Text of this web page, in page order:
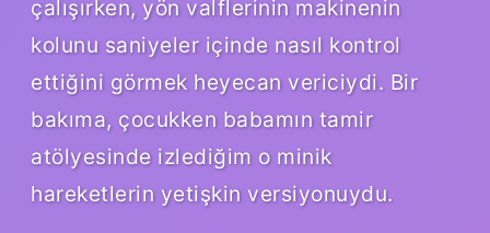
çalışırken, yön valflerinin makinenin
kolunu saniyeler içinde nasıl kontrol
ettiğini görmek heyecan vericiydi. Bir
bakıma, çocukken babamın tamir
atölyesinde izlediğim o minik
hareketlerin yetişkin versiyonuydu.